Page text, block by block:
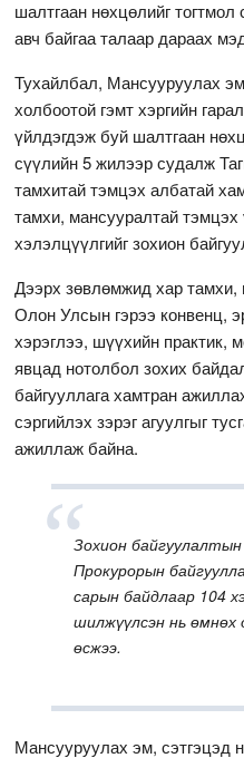
шалтгаан нөхцөлийг
авч байгаа талаар дараах
Тухайлбал, Мансууруулах
холбоотой гэмт хэргийн
үйлдэгдэж буй шалтгаан
сүүлийн 5 жилээр судалж
тамхитай тэмцэх албатай
тамхи, мансууралтай
хэлэлцүүлгийг зохион
Дээрх зөвлөмжид хар
Олон Улсын гэрээ конвенц,
хэрэглээ, шүүхийн практик,
явцад нотолбол зохих
байгууллага хамтран
сэргийлэх зэрэг агуулгыг
ажиллаж байна.
Зохион
Прокурорын
сарын байдлаар 104
шилжүүлсэн нь өмнөх
өсжээ.
Мансууруулах эм, сэтгэцэд